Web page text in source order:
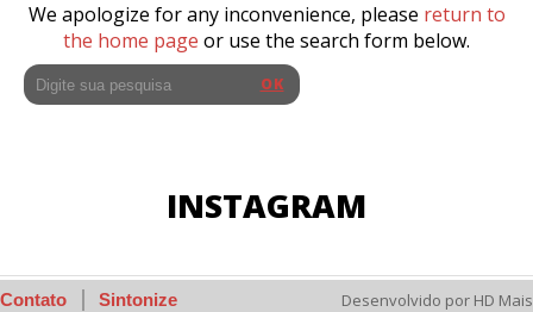
We apologize for any inconvenience, please return to
the home page or use the search form below.
INSTAGRAM
Contato Sintonize Desenvolvido por HD Mais